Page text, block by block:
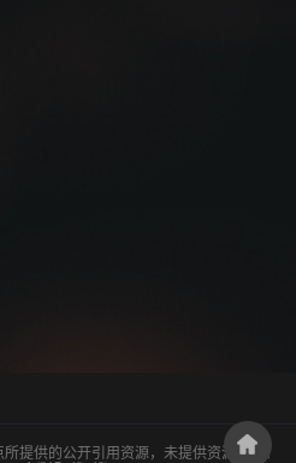
提供的公开引用资源，未提供资源上传、